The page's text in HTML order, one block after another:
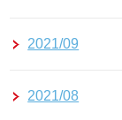
2021/09
2021/08